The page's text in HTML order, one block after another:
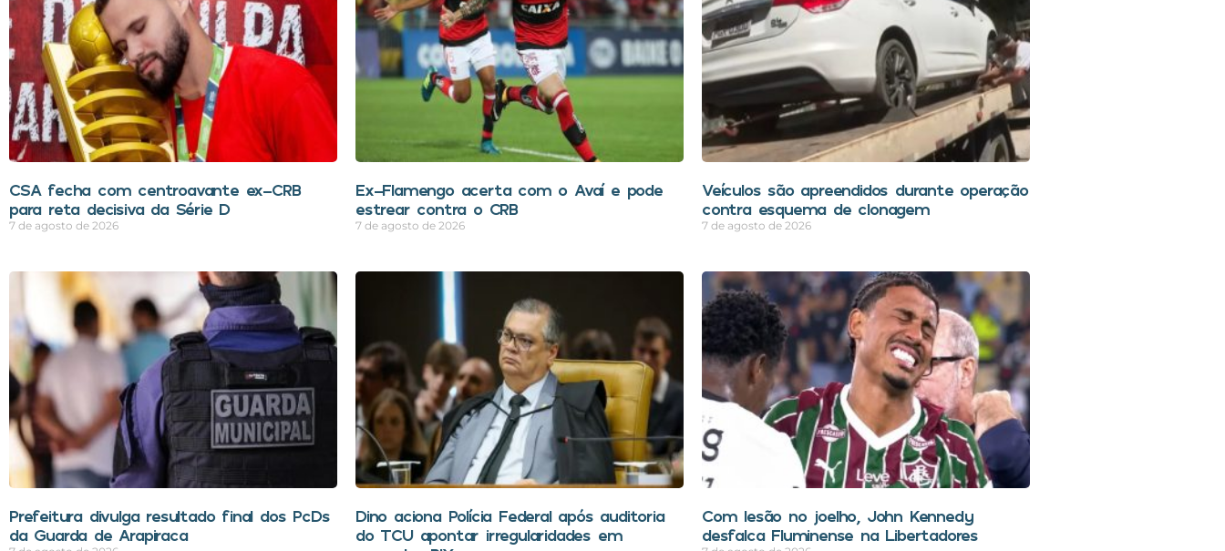
CSA fecha com centroavante ex-CRB
para reta decisiva da Série D
7 de agosto de 2026
Ex-Flamengo acerta com o Avaí e pode
estrear contra o CRB
7 de agosto de 2026
Veículos são apreendidos durante operação
contra esquema de clonagem
7 de agosto de 2026
Prefeitura divulga resultado final dos PcDs
da Guarda de Arapiraca
Dino aciona Polícia Federal após auditoria
do TCU apontar irregularidades em
Com lesão no joelho, John Kennedy
desfalca Fluminense na Libertadores